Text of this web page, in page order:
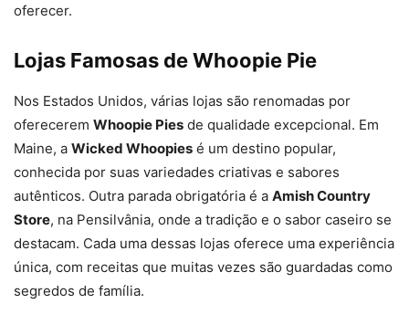
oferecer.
Lojas Famosas de Whoopie Pie
Nos Estados Unidos, várias lojas são renomadas por
oferecerem Whoopie Pies de qualidade excepcional. Em
Maine, a Wicked Whoopies é um destino popular,
conhecida por suas variedades criativas e sabores
autênticos. Outra parada obrigatória é a Amish Country
Store, na Pensilvânia, onde a tradição e o sabor caseiro se
destacam. Cada uma dessas lojas oferece uma experiência
única, com receitas que muitas vezes são guardadas como
segredos de família.